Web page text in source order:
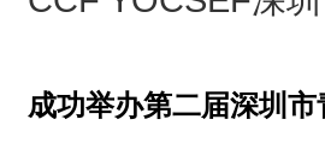
成功举办第二届深圳市